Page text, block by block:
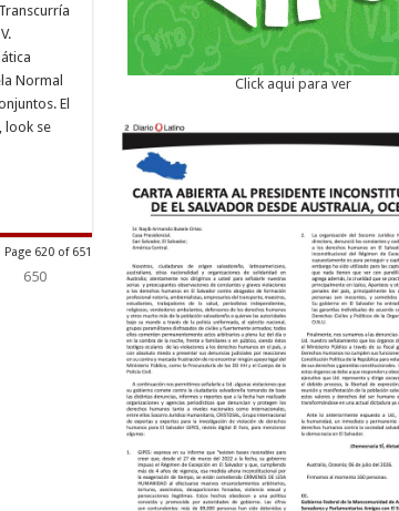
Normal
El
look se
Page 620 of 651
650
Click aqui para ver